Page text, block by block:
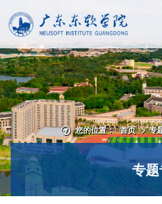
您的位置： 首页 > 专
专